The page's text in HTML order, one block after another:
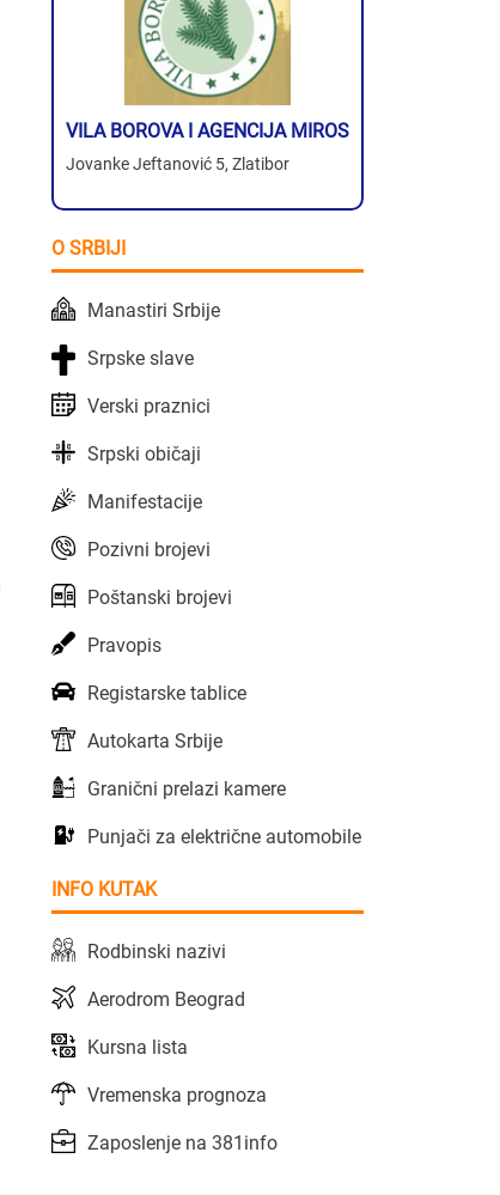
VILA BOROVA I AGENCIJA MIROS
Jovanke Jeftanović 5, Zlatibor
O SRBIJI
Manastiri Srbije
Srpske slave
Verski praznici
Srpski običaji
Manifestacije
Pozivni brojevi
Poštanski brojevi
Pravopis
Registarske tablice
Autokarta Srbije
Granični prelazi kamere
Punjači za električne automobile
INFO KUTAK
Rodbinski nazivi
Aerodrom Beograd
Kursna lista
Vremenska prognoza
Zaposlenje na 381info